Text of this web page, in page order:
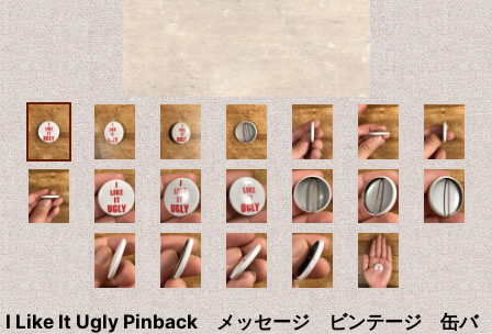
I Like It Ugly Pinback メッセージ ビンテージ 缶バ